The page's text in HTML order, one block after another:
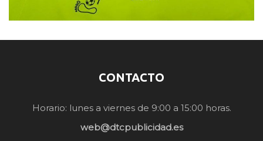
CONTACTO
Horario: lunes a viernes de 9:00 a 15:00 horas.
web@dtcpublicidad.es